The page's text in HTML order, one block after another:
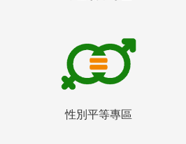
性別平等專區